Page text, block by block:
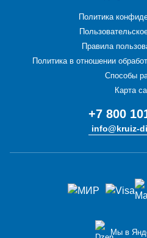
Политика
Правила
Политика в отношении
Способы
Карта
+7 800
info@kruiz-
Мы в